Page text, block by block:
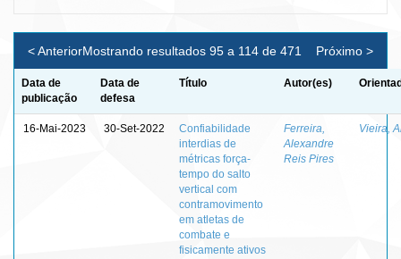
Mostrando resultados 95 a 114 de 471
< Anterior Próximo >
Data de
publicação
Data de
defesa
Título Autor(es)
16-Mai-2023 30-Set-2022
Confiabilidade
interdias de
métricas força-
tempo do salto
vertical com
contramovimento
em atletas de
combate e
fisicamente ativos
Ferreira,
Alexandre
Reis Pires
Vieira,